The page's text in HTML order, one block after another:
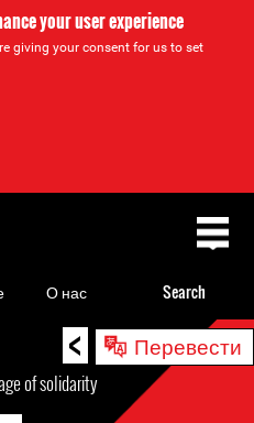
your user experience
giving your consent for us to set
< Перевести
of solidarity
О нас Search